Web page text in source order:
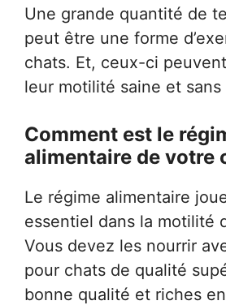
Une grande quantité de
peut être une forme
chats. Et, ceux-ci
leur motilité saine et sans
Comment est le
alimentaire de votre
Le régime alimentaire
essentiel dans la motilité
Vous devez les nourrir
pour chats de qualité
bonne qualité et riches